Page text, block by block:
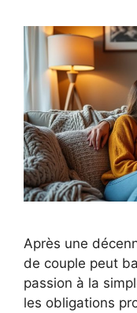
Après une
de couple peut
passion à la
les obligations